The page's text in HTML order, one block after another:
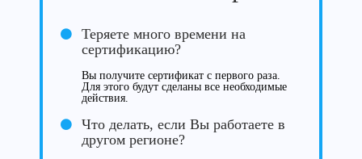
Теряете много времени на
сертификацию?
Вы получите сертификат с первого раза.
Для этого будут сделаны все необходимые
действия.
Что делать, если Вы работаете в
другом регионе?